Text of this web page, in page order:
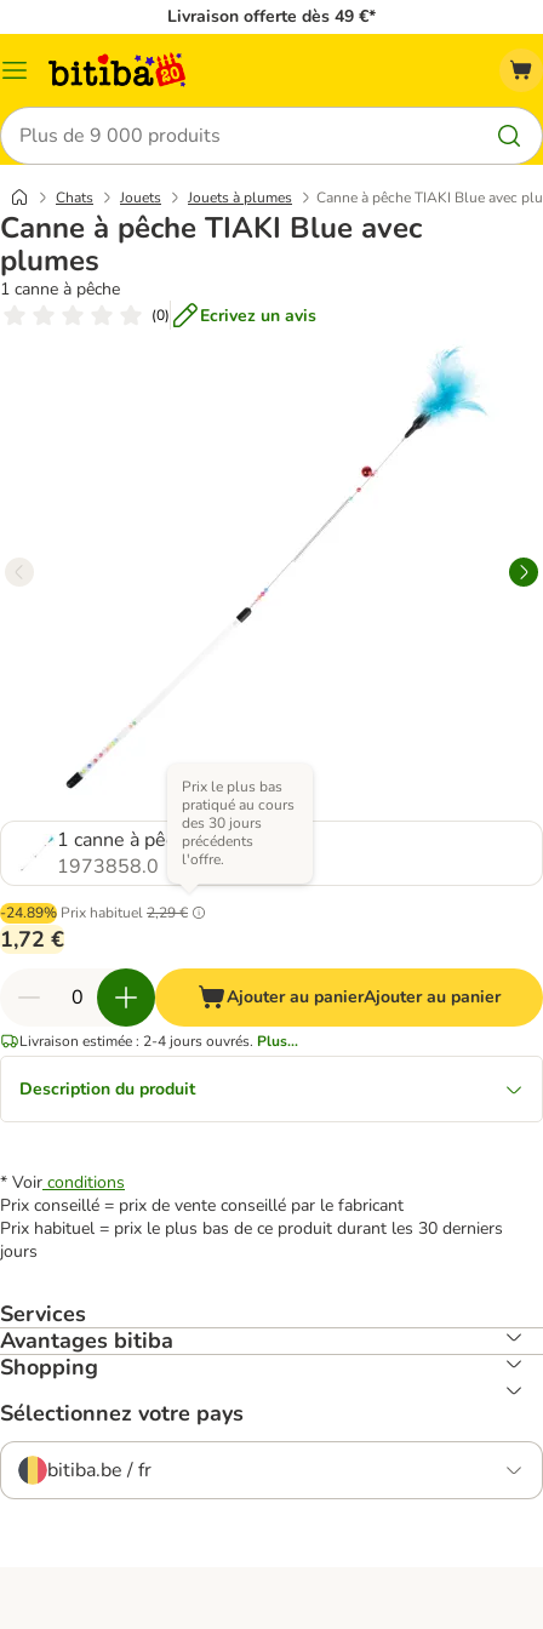
Livraison offerte dès 49 €*
Menu
Rechercher
Chats Jouets Jouets à plumes Canne à pêche TIAKI Blue avec
Canne à pêche TIAKI Blue avec
plumes
1 canne à pêche
(0) Ecrivez un avis
1 canne à pêche
1973858.0
-24.89% Prix habituel2,29 €
Prix le plus bas
pratiqué au cours
des 30 jours
précédents
l'offre.
1,72 €
Ajouter au panierAjouter au panier
Livraison estimée : 2-4 jours ouvrés. Plus...
Description du produit
* Voir conditions
Prix conseillé = prix de vente conseillé par le fabricant
Prix habituel = prix le plus bas de ce produit durant les 30 derniers
jours
Services
Avantages bitiba
Shopping
Sélectionnez votre pays
bitiba.be / fr